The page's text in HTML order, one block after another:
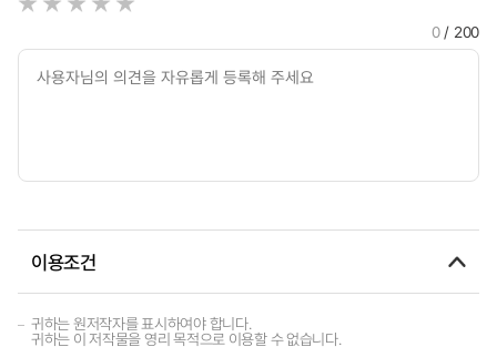
0/ 200
이용조건
귀하는 원저작자를 표시하여야 합니다.
귀하는 이 저작물을 영리 목적으로 이용할 수 없습니다.